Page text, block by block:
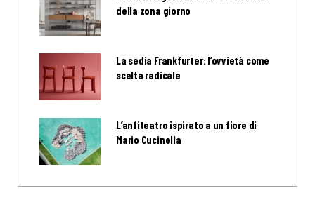
della zona giorno
La sedia Frankfurter: l’ovvietà come
scelta radicale
L’anfiteatro ispirato a un fiore di
Mario Cucinella